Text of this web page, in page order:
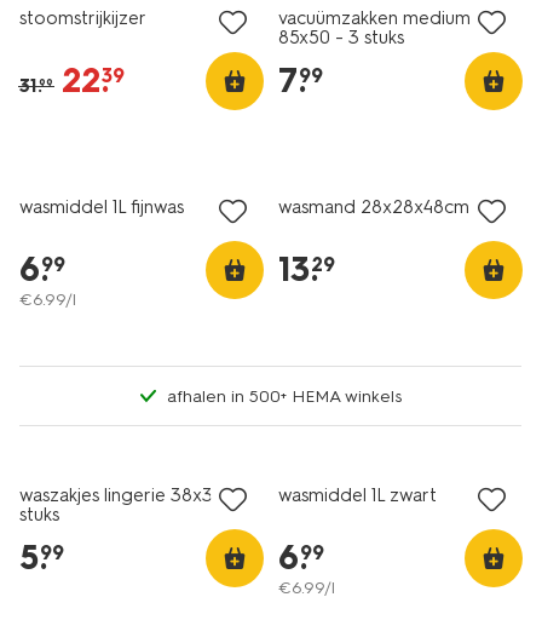
stoomstrijkijzer
31.99 22.
39
vacuümzakken medium
85x50 - 3 stuks
7.
99
wasmiddel 1L fijnwas
6.
99
€6.99/l
wasmand 28x28x48cm
13.
29
afhalen in 500+ HEMA winkels
waszakjes lingerie 38x30 - 2
stuks
5.
99
wasmiddel 1L zwart
6.
99
€6.99/l